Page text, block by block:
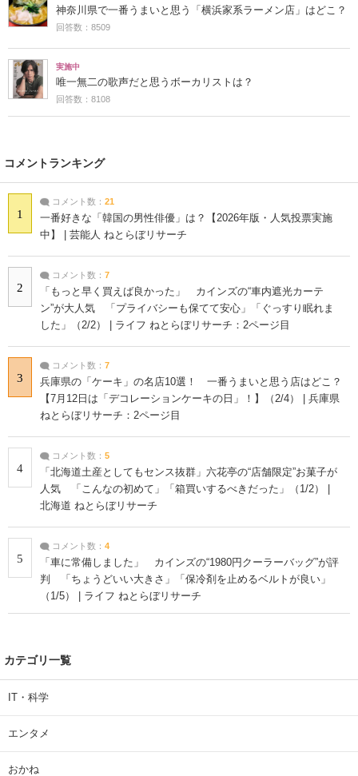
神奈川県で一番うまいと思う「横浜家系ラーメン店」はどこ？
回答数：8509
実施中
唯一無二の歌声だと思うボーカリストは？
回答数：8108
コメントランキング
1
コメント数： 21
一番好きな「韓国の男性俳優」は？【2026年版・人気投票実施
中】 | 芸能人 ねとらぼリサーチ
2
コメント数： 7
「もっと早く買えば良かった」 カインズの“車内遮光カーテ
ン”が大人気 「プライバシーも保てて安心」「ぐっすり眠れま
した」（2/2） | ライフ ねとらぼリサーチ：2ページ目
3
コメント数： 7
兵庫県の「ケーキ」の名店10選！ 一番うまいと思う店はどこ？
【7月12日は「デコレーションケーキの日」！】（2/4） | 兵庫県
ねとらぼリサーチ：2ページ目
4
コメント数： 5
「北海道土産としてもセンス抜群」六花亭の“店舗限定”お菓子が
人気 「こんなの初めて」「箱買いするべきだった」（1/2） |
北海道 ねとらぼリサーチ
5
コメント数： 4
「車に常備しました」 カインズの“1980円クーラーバッグ”が評
判 「ちょうどいい大きさ」「保冷剤を止めるベルトが良い」
（1/5） | ライフ ねとらぼリサーチ
カテゴリ一覧
IT・科学
エンタメ
おかね